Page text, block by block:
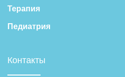
Терапия
Педиатрия
Контакты